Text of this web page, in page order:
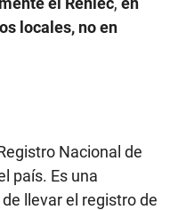
locales, no en
Nacional de
país. Es una
llevar el registro de